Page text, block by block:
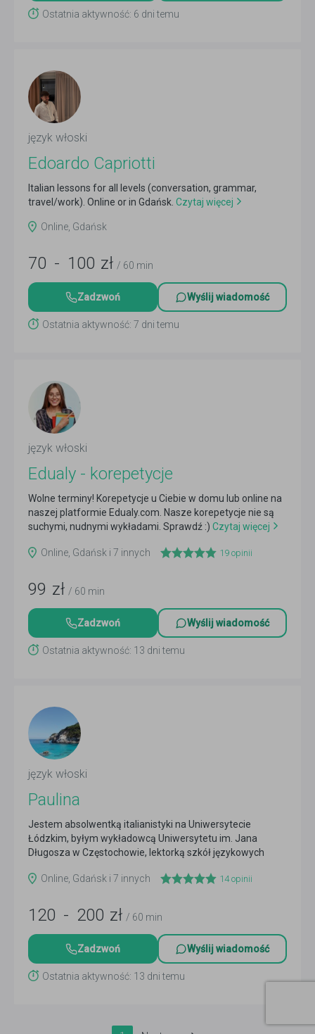
Ostatnia aktywność: 6 dni temu
język włoski
Edoardo Capriotti
Italian lessons for all levels (conversation, grammar,
travel/work). Online or in Gdańsk. Czytaj więcej
Online, Gdańsk
70 - 100 zł / 60 min
Zadzwoń Wyślij wiadomość
Ostatnia aktywność: 7 dni temu
język włoski
Edualy - korepetycje
Wolne terminy! Korepetycje u Ciebie w domu lub online na
naszej platformie Edualy.com. Nasze korepetycje nie są
suchymi, nudnymi wykładami. Sprawdź :) Czytaj więcej
Online, Gdańsk i 7 innych 19 opinii
99 zł / 60 min
Zadzwoń Wyślij wiadomość
Ostatnia aktywność: 13 dni temu
język włoski
Paulina
Jestem absolwentką italianistyki na Uniwersytecie
Łódzkim, byłym wykładowcą Uniwersytetu im. Jana
Długosza w Częstochowie, lektorką szkół językowych
Online, Gdańsk i 7 innych
14opinii
120 - 200 zł / 60 min
Zadzwoń Wyślij wiadomość
Ostatnia aktywność: 13 dni temu